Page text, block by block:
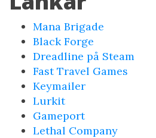
Mana Brigade
Black Forge
Dreadline på Steam
Fast Travel Games
Keymailer
Lurkit
Gameport
Lethal Company